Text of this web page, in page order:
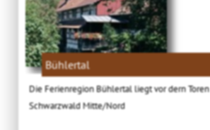
Bühlertal
Die Ferienregion Bühlertal liegt vor dern
Schwarzwald Mitte/Nord